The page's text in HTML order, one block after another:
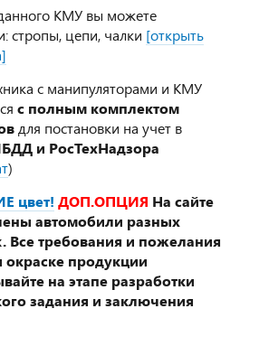
КМУ вы можете
стропы, цепи, чалки [открыть
с манипуляторами и КМУ
с полным комплектом
для постановки на учет в
и РосТехНадзора
)
цвет! ДОП.ОПЦИЯ На сайте
автомобили разных
Все требования и пожелания
окраске продукции
на этапе разработки
задания и заключения